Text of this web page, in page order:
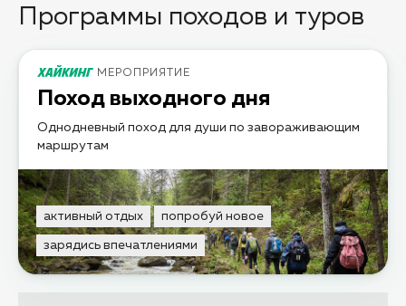
Программы походов и туров
МЕРОПРИЯТИЕ
Поход выходного дня
Однодневный поход для души по завораживающим
маршрутам
активный отдых попробуй новое
зарядись впечатлениями